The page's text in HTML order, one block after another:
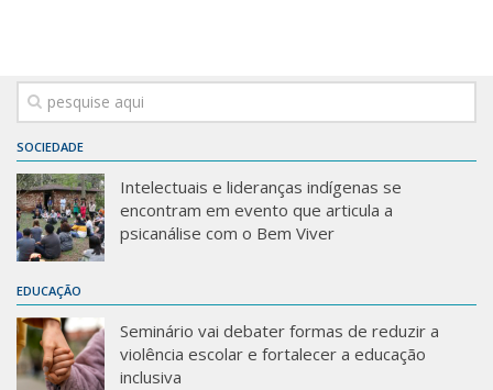
Contato
Quem somos
Sobre o Portal
SOCIEDADE
Intelectuais e lideranças indígenas se
encontram em evento que articula a
psicanálise com o Bem Viver
EDUCAÇÃO
Seminário vai debater formas de reduzir a
violência escolar e fortalecer a educação
inclusiva